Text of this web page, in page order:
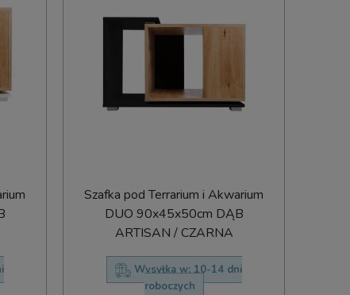
Szafka pod Terrarium i Akwarium
DUO 90x45x50cm DĄB
ARTISAN / CZARNA
Wysyłka w: 10-14 dni
roboczych